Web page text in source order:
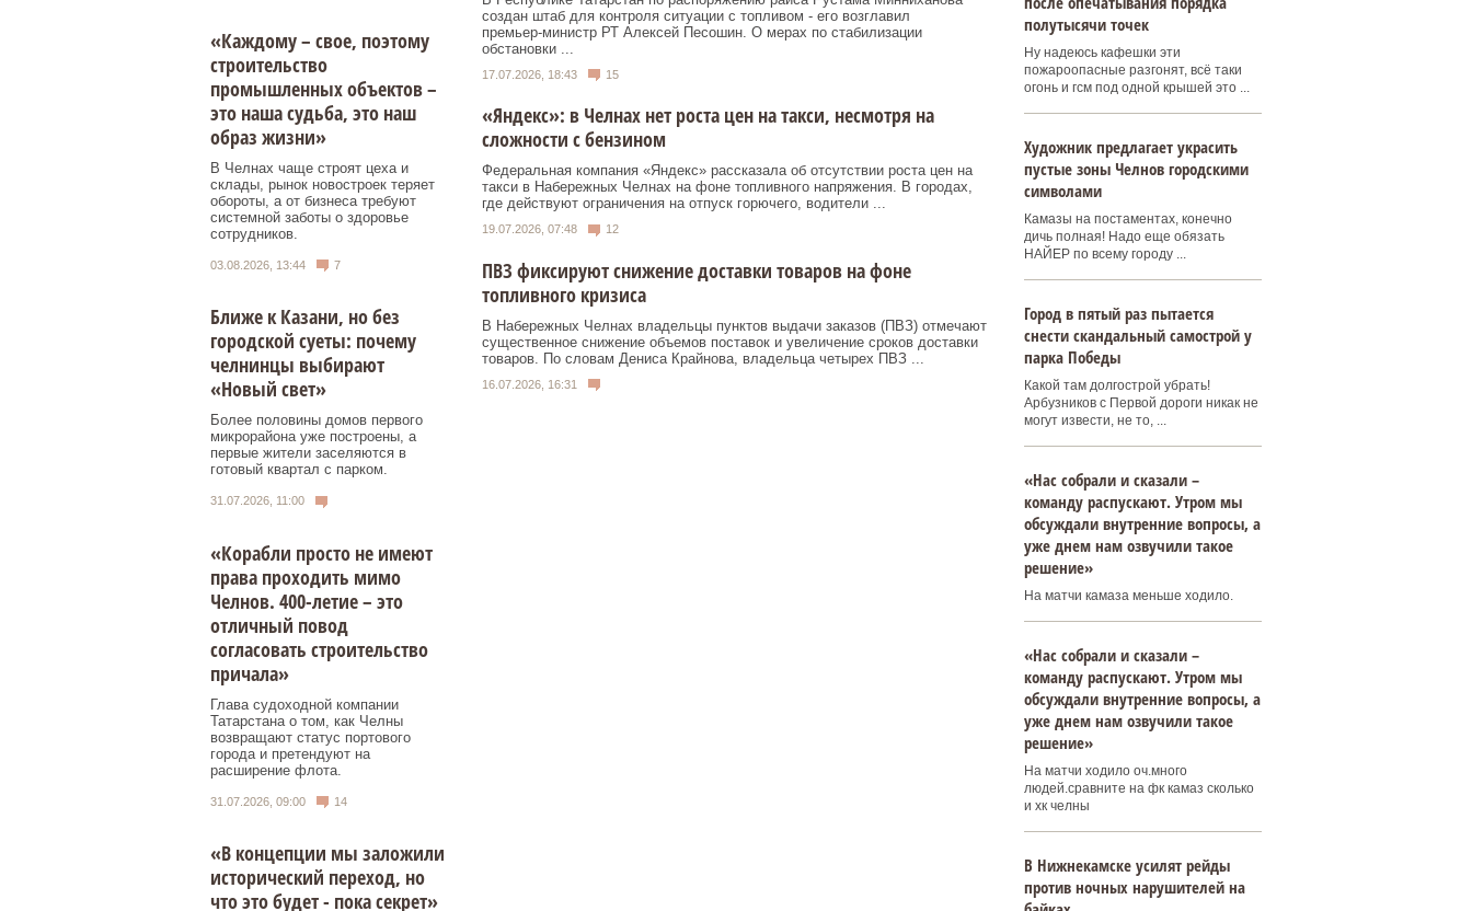
«Каждому – свое, поэтому
строительство
промышленных объектов –
это наша судьба, это наш
образ жизни»
В Челнах чаще строят цеха и
склады, рынок новостроек теряет
обороты, а от бизнеса требуют
системной заботы о здоровье
сотрудников.
03.08.2026, 13:44 7
Ближе к Казани, но без
городской суеты: почему
челнинцы выбирают
«Новый свет»
Более половины домов первого
микрорайона уже построены, а
первые жители заселяются в
готовый квартал с парком.
31.07.2026, 11:00
«Корабли просто не имеют
права проходить мимо
Челнов. 400-летие – это
отличный повод
согласовать строительство
причала»
Глава судоходной компании
Татарстана о том, как Челны
возвращают статус портового
города и претендуют на
расширение флота.
31.07.2026, 09:00 14
«В концепции мы заложили
исторический переход, но
что это будет - пока секрет»
создан штаб для контроля ситуации с топливом - его возглавил
премьер‑министр РТ Алексей Песошин. О мерах по стабилизации
обстановки ...
17.07.2026, 18:43 15
«Яндекс»: в Челнах нет роста цен на такси, несмотря на
сложности с бензином
Федеральная компания «Яндекс» рассказала об отсутствии роста цен на
такси в Набережных Челнах на фоне топливного напряжения. В городах,
где действуют ограничения на отпуск горючего, водители ...
19.07.2026, 07:48 12
ПВЗ фиксируют снижение доставки товаров на фоне
топливного кризиса
В Набережных Челнах владельцы пунктов выдачи заказов (ПВЗ) отмечают
существенное снижение объемов поставок и увеличение сроков доставки
товаров. По словам Дениса Крайнова, владельца четырех ПВЗ ...
16.07.2026, 16:31
полутысячи точек
Ну надеюсь кафешки эти
пожароопасные разгонят, всё таки
огонь и гсм под одной крышей это ...
Художник предлагает украсить
пустые зоны Челнов городскими
символами
Камазы на постаментах, конечно
дичь полная! Надо еще обязать
НАЙЕР по всему городу ...
Город в пятый раз пытается
снести скандальный самострой у
парка Победы
Какой там долгострой убрать!
Арбузников с Первой дороги никак не
могут извести, не то, ...
«Нас собрали и сказали –
команду распускают. Утром мы
обсуждали внутренние вопросы, а
уже днем нам озвучили такое
решение»
На матчи камаза меньше ходило.
«Нас собрали и сказали –
команду распускают. Утром мы
обсуждали внутренние вопросы, а
уже днем нам озвучили такое
решение»
На матчи ходило оч.много
людей.сравните на фк камаз сколько
и хк челны
В Нижнекамске усилят рейды
против ночных нарушителей на